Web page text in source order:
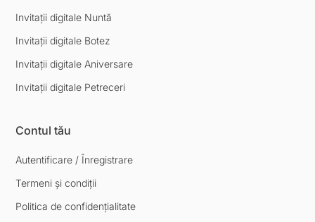
Invitații digitale Nuntă
Invitații digitale Botez
Invitații digitale Aniversare
Invitații digitale Petreceri
Contul tău
Autentificare / Înregistrare
Termeni și condiții
Politica de confidențialitate